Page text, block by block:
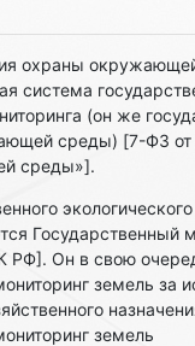
охраны
система
(он же
среды) [7-ФЗ от
среды»].
экологического
Государственный
РФ]. Он в свою
земель за
земель